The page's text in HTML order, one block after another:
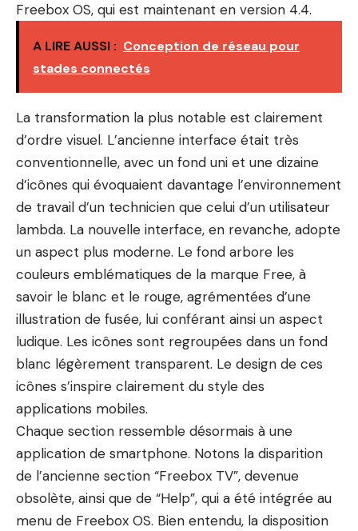
Freebox OS, qui est maintenant en version 4.4.
A LIRE AUSSI : Conception de réseau pour
stades connectés
La transformation la plus notable est clairement
d’ordre visuel. L’ancienne interface était très
conventionnelle, avec un fond uni et une dizaine
d’icônes qui évoquaient davantage l’environnement
de travail d’un technicien que celui d’un utilisateur
lambda. La nouvelle interface, en revanche, adopte
un aspect plus moderne. Le fond arbore les
couleurs emblématiques de la marque Free, à
savoir le blanc et le rouge, agrémentées d’une
illustration de fusée, lui conférant ainsi un aspect
ludique. Les icônes sont regroupées dans un fond
blanc légèrement transparent. Le design de ces
icônes s’inspire clairement du style des
applications mobiles.
Chaque section ressemble désormais à une
application de smartphone. Notons la disparition
de l’ancienne section “Freebox TV”, devenue
obsolète, ainsi que de “Help”, qui a été intégrée au
menu de Freebox OS. Bien entendu, la disposition